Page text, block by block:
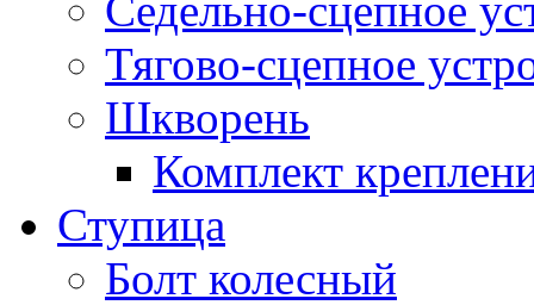
Тягово-сцепное
Шкворень
Комплект
Ступица
Болт колесный